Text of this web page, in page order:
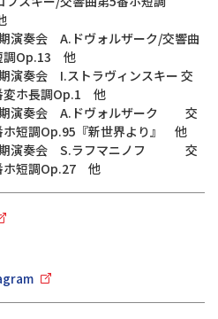
演奏会 A.ドヴォルザーク/交響曲
調Op.13 他
演奏会 I.ストラヴィンスキー 交
変ホ長調Op.1 他
期演奏会 A.ドヴォルザーク 交
ホ短調Op.95『新世界より』 他
期演奏会 S.ラフマニノフ 交
ホ短調Op.27 他